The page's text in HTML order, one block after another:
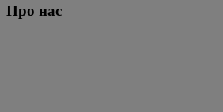
Про нас